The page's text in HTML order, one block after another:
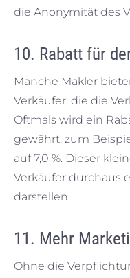
die Anonymität des
10. Rabatt für
Manche Makler
Verkäufer, die die
Oftmals wird ein
gewährt, zum
auf 7,0 %. Dieser
Verkäufer durchaus
darstellen.
11. Mehr
Ohne die